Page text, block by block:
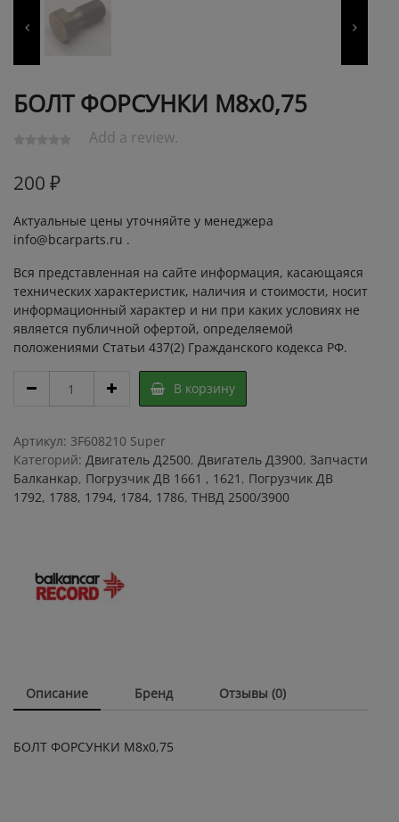
БОЛТ ФОРСУНКИ М8х0,75
Add a review.
200 ₽
Актуальные цены уточняйте у менеджера
info@bcarparts.ru .
Вся представленная на сайте информация, касающаяся
технических характеристик, наличия и стоимости, носит
информационный характер и ни при каких условиях не
является публичной офертой, определяемой
положениями Статьи 437(2) Гражданского кодекса РФ.
ФОРСУНКИ
quantity
В корзину
Артикул: 3F608210 Super
Категорий: Двигатель Д2500, Двигатель Д3900, Запчасти
Балканкар, Погрузчик ДВ 1661 , 1621 , Погрузчик ДВ
1792, 1788, 1794, 1784, 1786, ТНВД 2500/3900
Описание Бренд Отзывы (0)
БОЛТ ФОРСУНКИ М8х0,75